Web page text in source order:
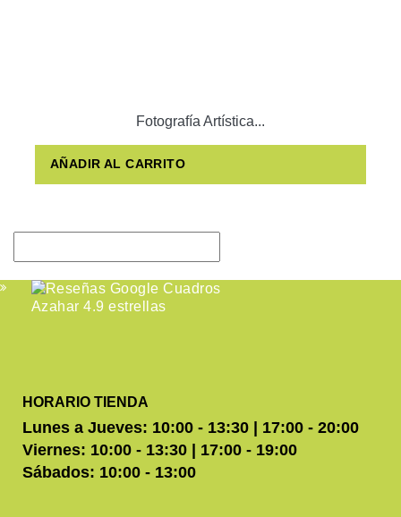
Fotografía Artística...
AÑADIR AL CARRITO
HORARIO TIENDA
Lunes a Jueves: 10:00 - 13:30 | 17:00 - 20:00
Viernes: 10:00 - 13:30 | 17:00 - 19:00
Sábados: 10:00 - 13:00